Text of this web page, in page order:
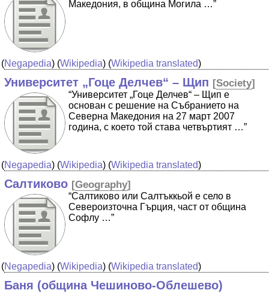
Македония, в община Могила …”
(Negapedia) (Wikipedia) (Wikipedia translated)
Университет „Гоце Делчев“ – Щип [Society]
“Университет „Гоце Делчев“ – Щип е
основан с решение на Събранието на
Северна Македония на 27 март 2007
година, с което той става четвъртият …”
(Negapedia) (Wikipedia) (Wikipedia translated)
Салтиково [Geography]
“Салтиково или Салтъккьой е село в
Североизточна Гърция, част от община
Софлу …”
(Negapedia) (Wikipedia) (Wikipedia translated)
Баня (община Чешиново-Облешево)